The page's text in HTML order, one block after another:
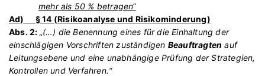
mehr als 50 % betragen“
Ad) § 14 (Risikoanalyse und Risikominderung)
Abs. 2: „(…) die Benennung eines für die Einhaltung der
einschlägigen Vorschriften zuständigen Beauftragten auf
Leitungsebene und eine unabhängige Prüfung der Strategien,
Kontrollen und Verfahren.“